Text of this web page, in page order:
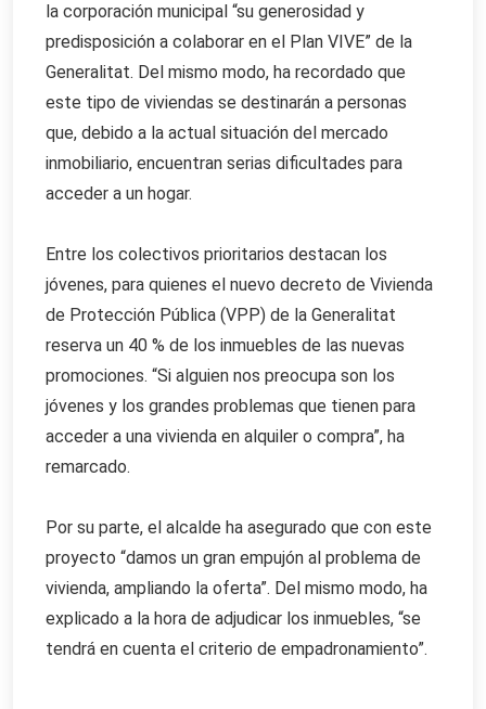
la corporación municipal “su generosidad y
predisposición a colaborar en el Plan VIVE” de la
Generalitat. Del mismo modo, ha recordado que
este tipo de viviendas se destinarán a personas
que, debido a la actual situación del mercado
inmobiliario, encuentran serias dificultades para
acceder a un hogar.
Entre los colectivos prioritarios destacan los
jóvenes, para quienes el nuevo decreto de Vivienda
de Protección Pública (VPP) de la Generalitat
reserva un 40 % de los inmuebles de las nuevas
promociones. “Si alguien nos preocupa son los
jóvenes y los grandes problemas que tienen para
acceder a una vivienda en alquiler o compra”, ha
remarcado.
Por su parte, el alcalde ha asegurado que con este
proyecto “damos un gran empujón al problema de
vivienda, ampliando la oferta”. Del mismo modo, ha
explicado a la hora de adjudicar los inmuebles, “se
tendrá en cuenta el criterio de empadronamiento”.